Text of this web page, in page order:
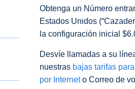
Obtenga un Número
Estados Unidos
la configuración inicial
Desvíe llamadas a su
nuestras bajas tarifas
por Interneto Correo de